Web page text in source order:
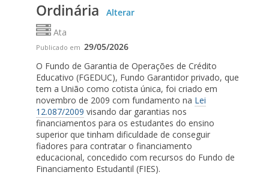
Ordinária
Alterar
Ata
Publicado em 29/05/2026
O Fundo de Garantia de Operações de Crédito
Educativo (FGEDUC), Fundo Garantidor privado, que
tem a União como cotista única, foi criado em
novembro de 2009 com fundamento na Lei
12.087/2009 visando dar garantias nos
financiamentos para os estudantes do ensino
superior que tinham dificuldade de conseguir
fiadores para contratar o financiamento
educacional, concedido com recursos do Fundo de
Financiamento Estudantil (FIES).